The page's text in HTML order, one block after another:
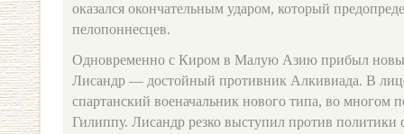
оказался окончательным ударом, который
пелопоннесцев.
Одновременно с Киром в Малую Азию прибыл
Лисандр — достойный противник Алкивиада. В
спартанский военачальник нового типа, во многом
Гилиппу. Лисандр резко выступил против политики